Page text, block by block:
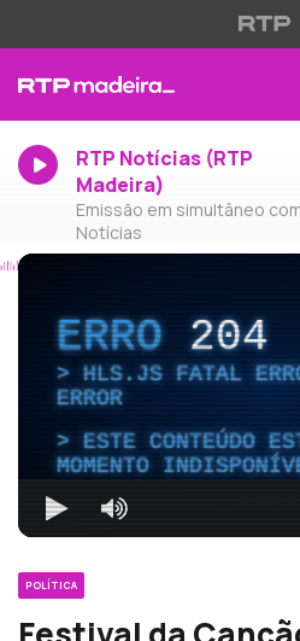
RTP Notícias (RTP
Madeira)
Emissão em simultâneo
Notícias
ERRO204
HLS.JS FATAL
ERROR
ESTE CONTEÚDO
MOMENTO
POLÍTICA